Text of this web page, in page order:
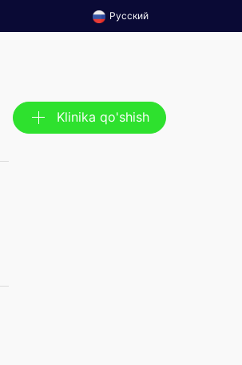
Русский
Klinika qo'shish